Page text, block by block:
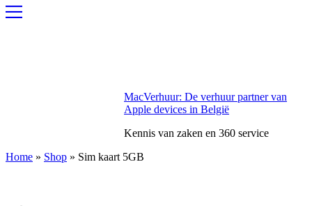
MacVerhuur: De verhuur partner van
Apple devices in België
Kennis van zaken en 360 service
Home » Shop » Sim kaart 5GB